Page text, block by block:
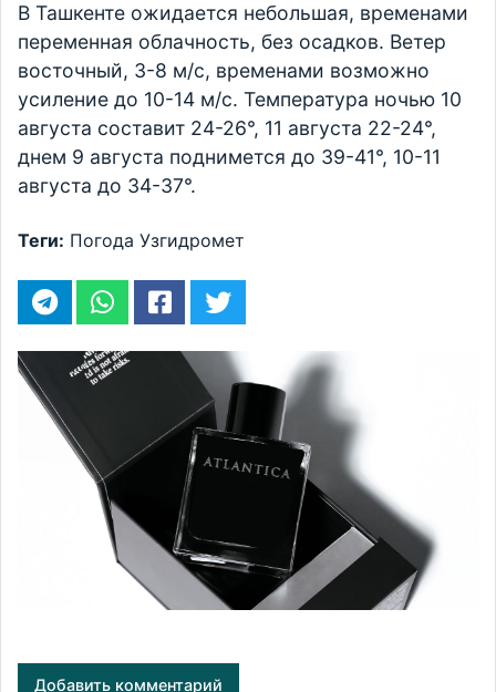
В Ташкенте ожидается небольшая, временами
переменная облачность, без осадков. Ветер
восточный, 3-8 м/с, временами возможно
усиление до 10-14 м/с. Температура ночью 10
августа составит 24-26°, 11 августа 22-24°,
днем 9 августа поднимется до 39-41°, 10-11
августа до 34-37°.
Теги: Погода Узгидромет
Добавить комментарий